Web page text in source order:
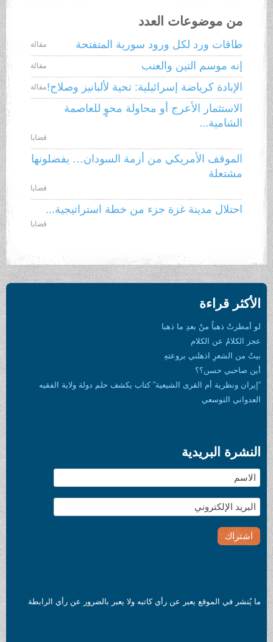
من موضوعات العدد
طاقات ورد لكل ورود سورية المتفتحة مقالة
إنه موسم التين والعنب مقالة
الإبادة كرياضة إسرائيلية: تحية لألبانيز وصلاح!مقالة
الاستثمار الأعرج أو محاولة محوٍ للعاصمة
الشامية...
قضايا
الموقف الأمريكي من أزمة السودان… يفضلونها
مشتعلة
قضايا
احتلال مدينة غزة جزء من خطة استراتيجية...
قضايا
الأكثر قراءة
لو أمطرتْ ذهباً منْ بعدِ ما ذهبا
عجز الكلامُ عن الكلام
بيتٌ من الشعرِ اذهلني بروعتهِ
أين صاحبي حسن؟؟
“إيران ونظرية أم القرى الشيعية” كتاب يكشف حلم دولة ولاية الفقيه
العدواني التوسعي
النشرة البريدية
ما يُنشر في الموقع يعبر عن رأي كاتبه ولا يعبر بالضرور عن رأي الرابطة